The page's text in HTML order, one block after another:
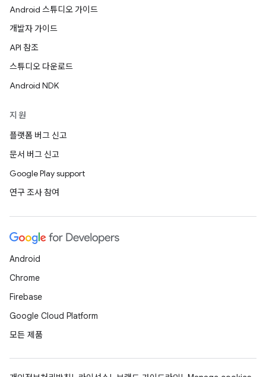
Android 스튜디오 가이드
개발자 가이드
API 참조
스튜디오 다운로드
Android NDK
지원
플랫폼 버그 신고
문서 버그 신고
Google Play support
연구 조사 참여
Android
Chrome
Firebase
Google Cloud Platform
모든 제품